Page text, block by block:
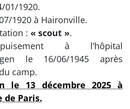
01/1920.
1920 à Haironville.
: « scout ».
à l’hôpital
le 16/06/1945 après
camp.
le 13 décembre 2025 à
de Paris.